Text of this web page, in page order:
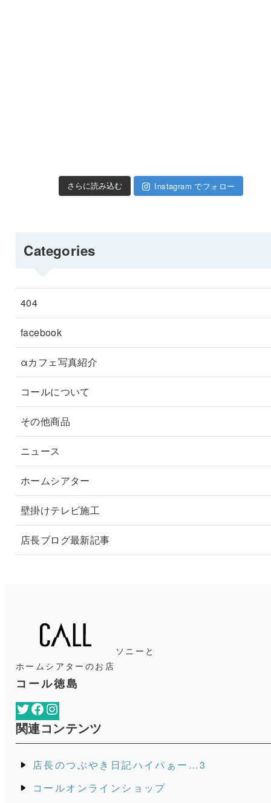
さらに読み込む Instagram でフォロー
Categories
404
facebook
αカフェ写真紹介
コールについて
その他商品
ニュース
ホームシアター
壁掛けテレビ施工
店長ブログ最新記事
ソニーと
ホームシアターのお店
コール徳島
TwitterFacebook
関連コンテンツ
店長のつぶやき日記ハイパぁー…3
コールオンラインショップ